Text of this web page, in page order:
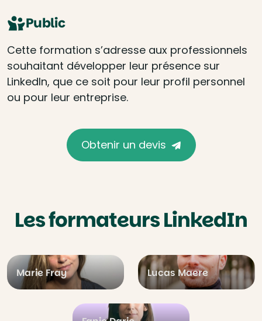
Public
Cette formation s’adresse aux professionnels
souhaitant développer leur présence sur
LinkedIn, que ce soit pour leur profil personnel
ou pour leur entreprise.
Obtenir un devis
Les formateurs LinkedIn
Marie Fray Lucas Maere